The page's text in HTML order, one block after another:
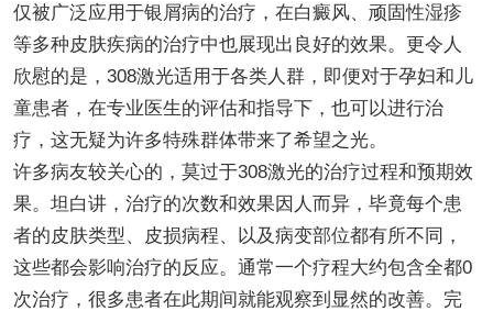
仅被广泛应用于银屑病的治疗，在白癜风、顽固性湿疹
等多种皮肤疾病的治疗中也展现出良好的效果。更令人
欣慰的是，308激光适用于各类人群，即便对于孕妇和儿
童患者，在专业医生的评估和指导下，也可以进行治
疗，这无疑为许多特殊群体带来了希望之光。
许多病友较关心的，莫过于308激光的治疗过程和预期效
果。坦白讲，治疗的次数和效果因人而异，毕竟每个患
者的皮肤类型、皮损病程、以及病变部位都有所不同，
这些都会影响治疗的反应。通常一个疗程大约包含全都0
次治疗，很多患者在此期间就能观察到显然的改善。完